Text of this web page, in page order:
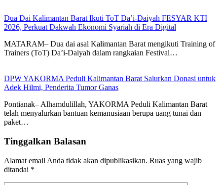
Dua Dai Kalimantan Barat Ikuti ToT Da’i-Daiyah FESYAR KTI
2026, Perkuat Dakwah Ekonomi Syariah di Era Digital
MATARAM– Dua dai asal Kalimantan Barat mengikuti Training of
Trainers (ToT) Da’i-Daiyah dalam rangkaian Festival…
DPW YAKORMA Peduli Kalimantan Barat Salurkan Donasi untuk
Adek Hilmi, Penderita Tumor Ganas
Pontianak– Alhamdulillah, YAKORMA Peduli Kalimantan Barat
telah menyalurkan bantuan kemanusiaan berupa uang tunai dan
paket…
Tinggalkan Balasan
Alamat email Anda tidak akan dipublikasikan. Ruas yang wajib
ditandai *